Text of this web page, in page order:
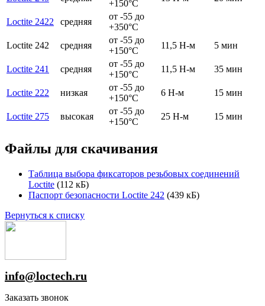
+150°C
Loctite 2422 средняя
от -55 до
+350°C
Loctite 242
средняя
от -55 до
+150°C
11,5 Н-м 5 мин
Loctite 241 средняя
от -55 до
+150°C
11,5 Н-м 35 мин
Loctite 222 низкая
от -55 до
+150°C
6 Н-м 15 мин
Loctite 275 высокая
от -55 до
+150°C
25 Н-м 15 мин
Файлы для скачивания
Таблица выбора фиксаторов резьбовых соединений
Loctite (112 кБ)
Паспорт безопасности Loctite 242 (439 кБ)
Вернуться к списку
info@loctech.ru
Заказать звонок